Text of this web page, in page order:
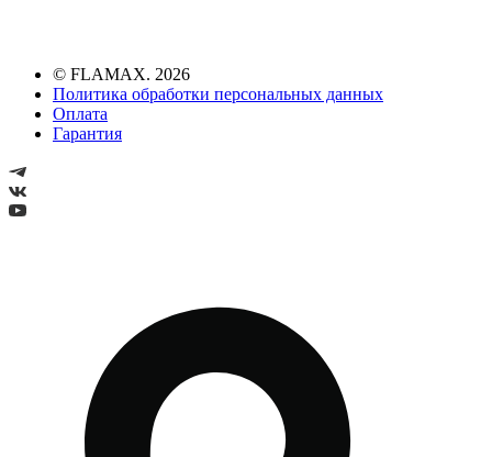
© FLAMAX. 2026
Политика обработки персональных данных
Оплата
Гарантия